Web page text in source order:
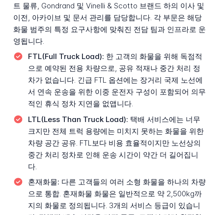
트 물류, Gondrand 및 Vinelli & Scotto 브랜드 하의 이사 및
이전, 아카이브 및 문서 관리를 담당합니다. 각 부문은 해당
화물 범주의 특정 요구사항에 맞춰진 전담 팀과 인프라로 운
영됩니다.
FTL(Full Truck Load): 한 고객의 화물을 위해 독점적
으로 예약된 전용 차량으로, 공유 적재나 중간 처리 정
차가 없습니다. 긴급 FTL 옵션에는 장거리 국제 노선에
서 연속 운송을 위한 이중 운전자 구성이 포함되어 의무
적인 휴식 정차 지연을 없앱니다.
LTL(Less Than Truck Load): 택배 서비스에는 너무
크지만 전체 트럭 용량에는 미치지 못하는 화물을 위한
차량 공간 공유. FTL보다 비용 효율적이지만 노선상의
중간 처리 정차로 인해 운송 시간이 약간 더 길어집니
다.
혼재화물: 다른 고객들의 여러 소형 화물을 하나의 차량
으로 통합. 혼재화물 화물은 일반적으로 약 2,500kg까
지의 화물로 정의됩니다. 3개의 서비스 등급이 있습니